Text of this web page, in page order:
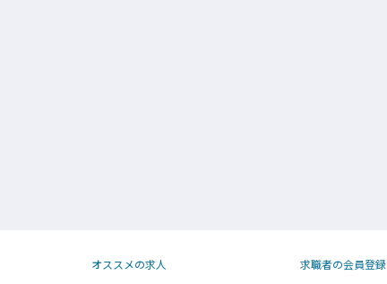
オススメの求人 求職者の会員登録